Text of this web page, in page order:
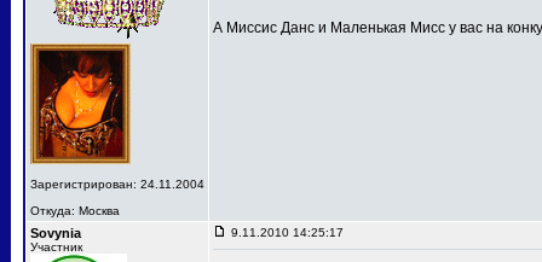
Зарегистрирован: 24.11.2004
Откуда: Москва
А Миссис Данс и Маленькая Мисс у вас на
Sovynia
Участник
9.11.2010 14:25:17